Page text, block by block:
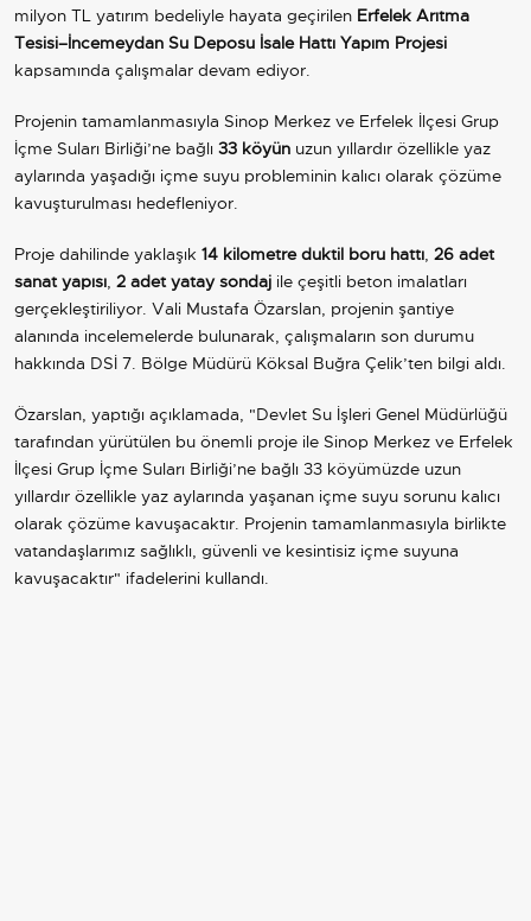
milyon TL yatırım bedeliyle hayata geçirilen Erfelek Arıtma
Tesisi–İncemeydan Su Deposu İsale Hattı Yapım Projesi
kapsamında çalışmalar devam ediyor.
Projenin tamamlanmasıyla Sinop Merkez ve Erfelek İlçesi Grup
İçme Suları Birliği’ne bağlı 33 köyün uzun yıllardır özellikle yaz
aylarında yaşadığı içme suyu probleminin kalıcı olarak çözüme
kavuşturulması hedefleniyor.
Proje dahilinde yaklaşık 14 kilometre duktil boru hattı, 26 adet
sanat yapısı, 2 adet yatay sondaj ile çeşitli beton imalatları
gerçekleştiriliyor. Vali Mustafa Özarslan, projenin şantiye
alanında incelemelerde bulunarak, çalışmaların son durumu
hakkında DSİ 7. Bölge Müdürü Köksal Buğra Çelik’ten bilgi aldı.
Özarslan, yaptığı açıklamada, "Devlet Su İşleri Genel Müdürlüğü
tarafından yürütülen bu önemli proje ile Sinop Merkez ve Erfelek
İlçesi Grup İçme Suları Birliği’ne bağlı 33 köyümüzde uzun
yıllardır özellikle yaz aylarında yaşanan içme suyu sorunu kalıcı
olarak çözüme kavuşacaktır. Projenin tamamlanmasıyla birlikte
vatandaşlarımız sağlıklı, güvenli ve kesintisiz içme suyuna
kavuşacaktır" ifadelerini kullandı.